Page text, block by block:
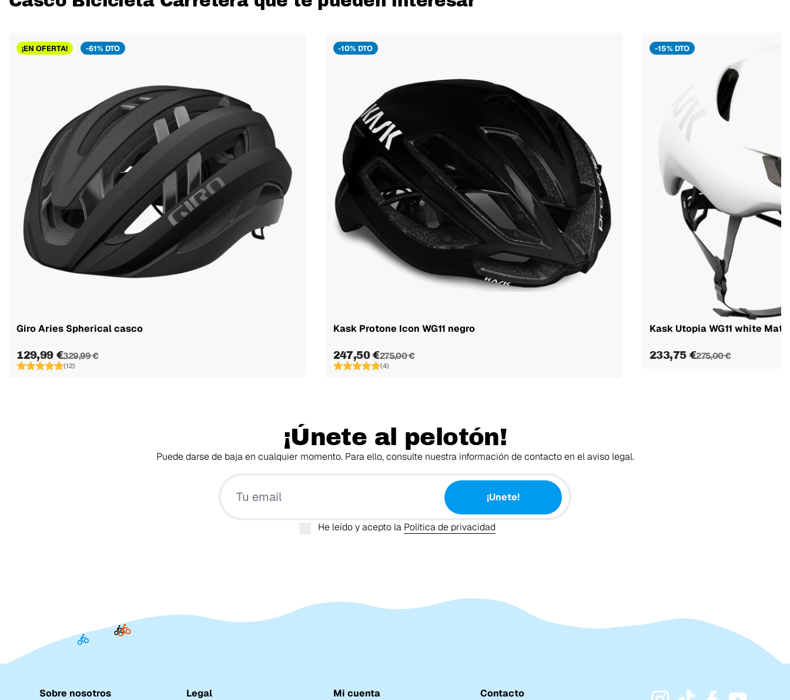
¡EN OFERTA! -61% DTO
Giro Aries Spherical casco
129,99 €329,99 €
(12)
-10% DTO
Kask Protone Icon WG11 negro
247,50 €275,00 €
(4)
-15% DTO
Kask Utopia WG11 white Matt
233,75 €275,00 €
¡Únete al pelotón!
Puede darse de baja en cualquier momento. Para ello, consulte nuestra información de contacto en el aviso legal.
¡Unete!
He leído y acepto la Política de privacidad
Sobre nosotros Legal Mi cuenta Contacto